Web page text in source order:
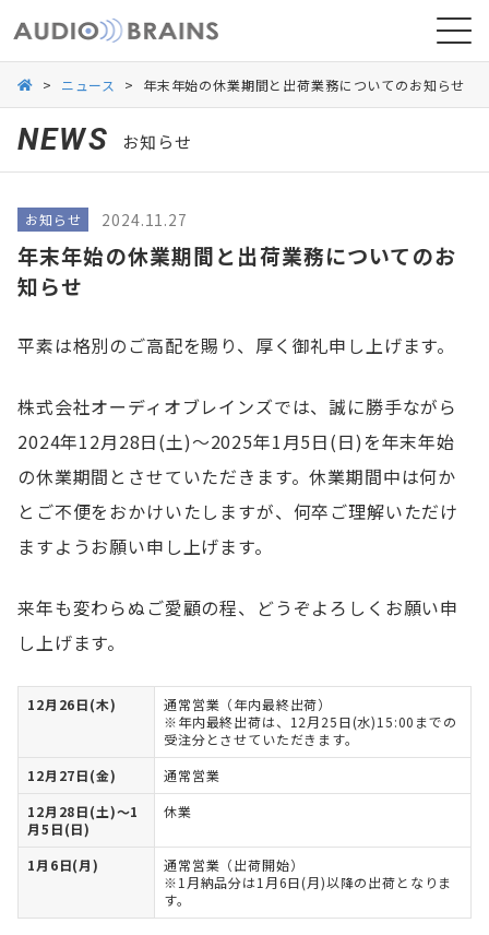
導入事例
お問い合わせ
> ニュース > 年末年始の休業期間と出荷業務についてのお知らせ
NEWS お知らせ
お知らせ 2024.11.27
年末年始の休業期間と出荷業務についてのお
知らせ
平素は格別のご高配を賜り、厚く御礼申し上げます。
株式会社オーディオブレインズでは、誠に勝手ながら
2024年12月28日(土)～2025年1月5日(日)を年末年始
の休業期間とさせていただきます。休業期間中は何か
とご不便をおかけいたしますが、何卒ご理解いただけ
ますようお願い申し上げます。
来年も変わらぬご愛顧の程、どうぞよろしくお願い申
し上げます。
12月26日(木)
通常営業（年内最終出荷）
※年内最終出荷は、12月25日(水)15:00までの
受注分とさせていただきます。
12月27日(金)
通常営業
12月28日(土)～1
月5日(日)
休業
1月6日(月)
通常営業（出荷開始）
※1月納品分は1月6日(月)以降の出荷となりま
す。